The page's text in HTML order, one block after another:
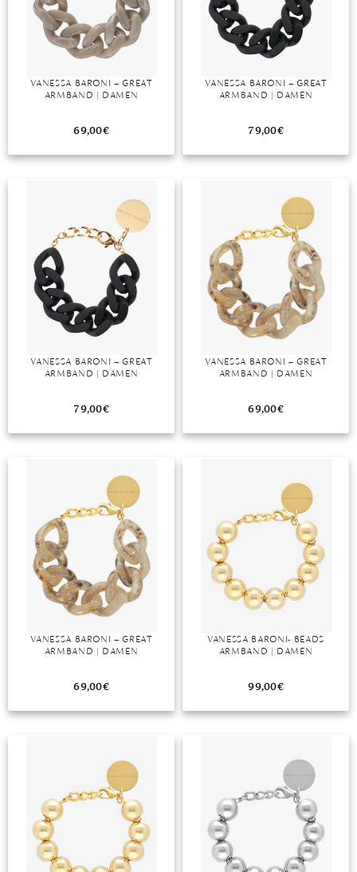
DIOPSID
GRANAT
JADE
KYANIT
LABRADORIT
LAPISLAZULI
QUARZ
ROSENQUARZ
SAPHIR
UNGLAUBLICH
WINTER
DINNER
ROTER TEPPICH
TREND DES MONATS
VANESSA BARONI – GREAT
ARMBAND | DAMEN
69,00€
VANESSA BARONI – GREAT
ARMBAND | DAMEN
79,00€
VANESSA BARONI – GREAT
ARMBAND | DAMEN
79,00€
VANESSA BARONI – GREAT
ARMBAND | DAMEN
69,00€
VANESSA BARONI – GREAT
ARMBAND | DAMEN
69,00€
VANESSA BARONI- BEADS
ARMBAND | DAMEN
99,00€